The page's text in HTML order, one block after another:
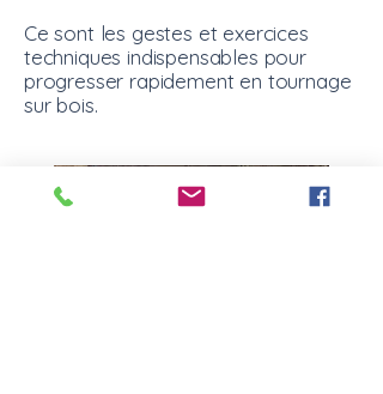
Ce sont les gestes et exercices
techniques indispensables pour
progresser rapidement en tournage
sur bois.